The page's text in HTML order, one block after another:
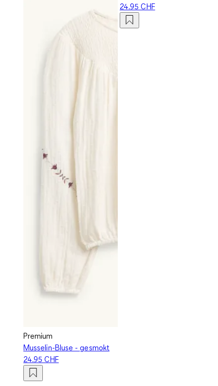
Premium
Musselin-Bluse - gesmokt
24.95 CHF
24.95 CHF